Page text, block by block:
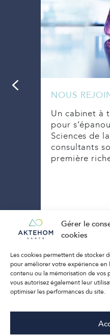
Gérer le
cookies
Les cookies permettent de stocker
pour améliorer votre expérience
contenu ou la mémorisation de vos
vous autorisez également leur
optimiser les performances du site.
NOUS
Un cabinet à
pour
Sciences de
consultants
première